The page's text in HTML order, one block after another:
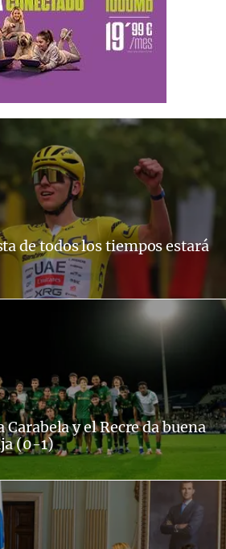
de todos los tiempos estará
Carabela y el Recre da buena
(0-1)